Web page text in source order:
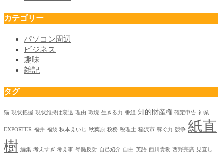
カテゴリー
パソコン周辺
ビジネス
趣味
雑記
タグ
猫 現状把握 現状維持は衰退 理由 環境 生きる力 番組 知的財産権 確定申告 神業
EXPORTER 福井 福袋 秋本えいじ 秋葉原 税務 税理士 稲沢市 稼ぐ力 競争 紙直
樹 編集 考えすぎ 考え事 脊髄反射 自己紹介 自由 英語 西川貴教 西野亮廣 見直し